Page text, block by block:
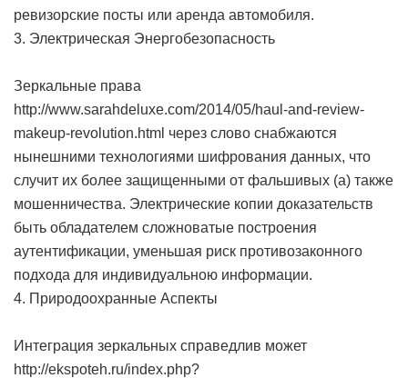
ревизорские посты или аренда автомобиля.
3. Электрическая Энергобезопасность
Зеркальные права
http://www.sarahdeluxe.com/2014/05/haul-and-review-
makeup-revolution.html через слово снабжаются
нынешними технологиями шифрования данных, что
случит их более защищенными от фальшивых (а) также
мошенничества. Электрические копии доказательств
быть обладателем сложноватые построения
аутентификации, уменьшая риск противозаконного
подхода для индивидуальною информации.
4. Природоохранные Аспекты
Интеграция зеркальных справедлив может
http://ekspoteh.ru/index.php?